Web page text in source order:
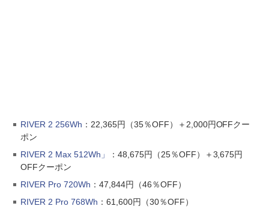
RIVER 2 256Wh ：22,365円（35％OFF）＋2,000円OFFクー
ポン
RIVER 2 Max 512Wh」
：48,675円（25％OFF）＋3,675円
OFFクーポン
RIVER Pro 720Wh ：47,844円（46％OFF）
RIVER 2 Pro 768Wh ：61,600円（30％OFF）